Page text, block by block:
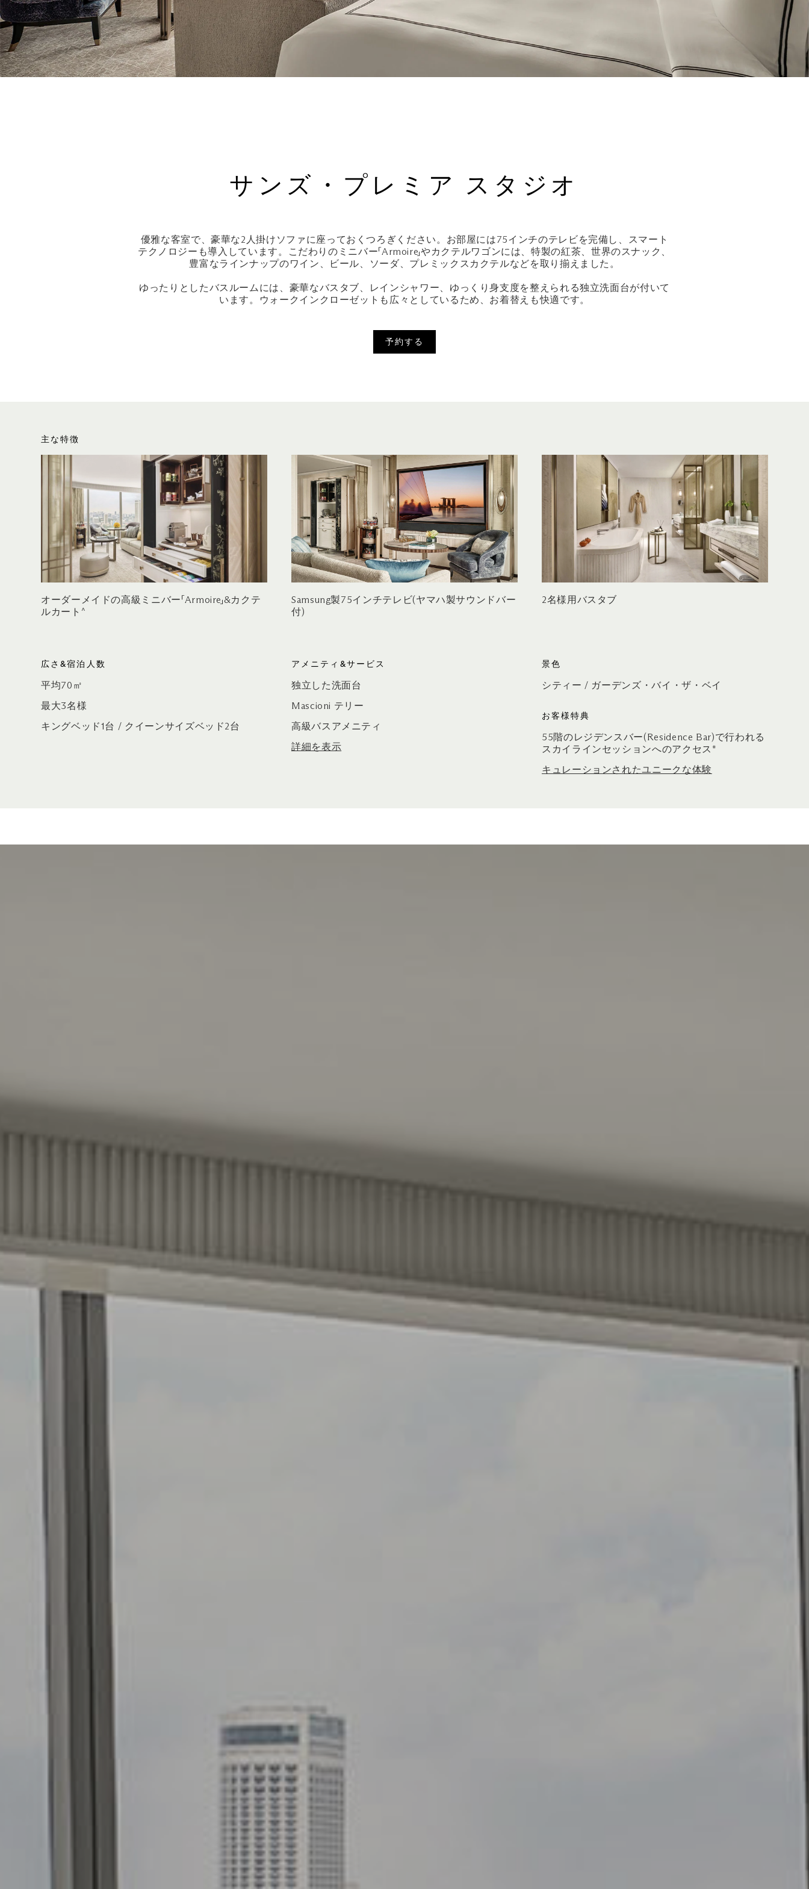
サンズ・プレミア スタジオ
優雅な客室で、豪華な2人掛けソファに座っておくつろぎください。お部屋には75インチのテレビを完備し、スマート
テクノロジーも導入しています。こだわりのミニバー「Armoire」やカクテルワゴンには、特製の紅茶、世界のスナック、
豊富なラインナップのワイン、ビール、ソーダ、プレミックスカクテルなどを取り揃えました。
ゆったりとしたバスルームには、豪華なバスタブ、レインシャワー、ゆっくり身支度を整えられる独立洗面台が付いて
います。ウォークインクローゼットも広々としているため、お着替えも快適です。
予約する
主な特徴
オーダーメイドの高級ミニバー「Armoire」&カクテ
ルカート^
Samsung製75インチテレビ(ヤマハ製サウンドバー
付)
2名様用バスタブ
広さ&宿泊人数
平均70㎡
最大3名様
キングベッド1台 / クイーンサイズベッド2台
アメニティ&サービス
独立した洗面台
Mascioni テリー
高級バスアメニティ
詳細を表示
景色
シティー / ガーデンズ・バイ・ザ・ベイ
お客様特典
55階のレジデンスバー(Residence Bar)で行われる
スカイラインセッションへのアクセス*
キュレーションされたユニークな体験